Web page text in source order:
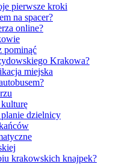
pierwsze kroki
na spacer?
online?
pominąć
Krakowa?
miejska
dzielnicy
krakowskich knajpek?